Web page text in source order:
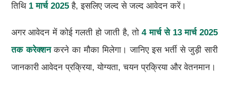
तिथि 1मार्च 2025है, इसलिए जल्द से जल्द आवेदन करें।
अगर आवेदन में कोई गलती हो जाती है, तो4मार्च से 13मार्च2025
तक करेक्शनकरने का मौका मिलेगा। जानिए इस भर्ती से जुड़ी सारी
जानकारी आवेदन प्रक्रिया, योग्यता, चयन प्रक्रिया और वेतनमान।